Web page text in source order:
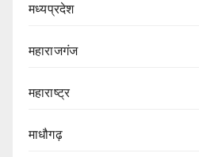
मध्यप्रदेश
महाराजगंज
महाराष्ट्र
माधौगढ़